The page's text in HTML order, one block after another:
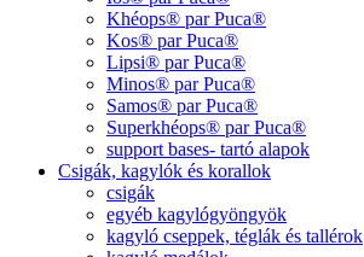
Khéops® par Puca®
Kos® par Puca®
Lipsi® par Puca®
Minos® par Puca®
Samos® par Puca®
Superkhéops® par Puca®
support bases- tartó alapok
Csigák, kagylók és korallok
csigák
egyéb kagylógyöngyök
kagyló cseppek, téglák és tallérok